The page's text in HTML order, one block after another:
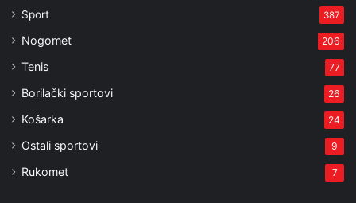
Sport 387
Nogomet 206
Tenis 77
Borilački sportovi 26
Košarka 24
Ostali sportovi 9
Rukomet 7